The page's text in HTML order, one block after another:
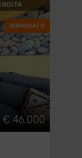
RIBASSATO
€ 46.000